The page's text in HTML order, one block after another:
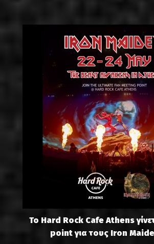
Το Hard Rock Cafe Athens
point για τους Iron